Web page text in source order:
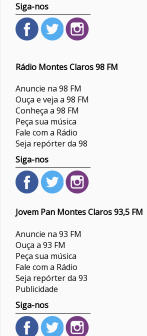
Siga-nos
Rádio Montes Claros 98 FM
Anuncie na 98 FM
Ouça e veja a 98 FM
Conheça a 98 FM
Peça sua música
Fale com a Rádio
Seja repórter da 98
Siga-nos
Jovem Pan Montes Claros 93,5 FM
Anuncie na 93 FM
Ouça a 93 FM
Peça sua música
Fale com a Rádio
Seja repórter da 93
Publicidade
Siga-nos